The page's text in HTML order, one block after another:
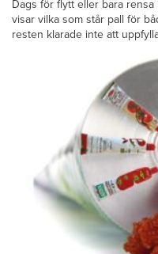
Dags för flytt eller bara
visar vilka som står pall för
resten klarade inte att